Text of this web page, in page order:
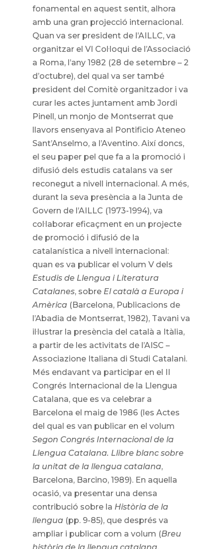
fonamental en aquest sentit, alhora
amb una gran projecció internacional.
Quan va ser president de l’AILLC, va
organitzar el VI Col·loqui de l’Associació
a Roma, l’any 1982 (28 de setembre – 2
d’octubre), del qual va ser també
president del Comitè organitzador i va
curar les actes juntament amb Jordi
Pinell, un monjo de Montserrat que
llavors ensenyava al Pontificio Ateneo
Sant’Anselmo, a l’Aventino. Així doncs,
el seu paper pel que fa a la promoció i
difusió dels estudis catalans va ser
reconegut a nivell internacional. A més,
durant la seva presència a la Junta de
Govern de l’AILLC (1973-1994), va
col·laborar eficaçment en un projecte
de promoció i difusió de la
catalanística a nivell internacional:
quan es va publicar el volum V dels
Estudis de Llengua i Literatura
Catalanes, sobre El català a Europa i
Amèrica(Barcelona, Publicacions de
l’Abadia de Montserrat, 1982), Tavani va
il·lustrar la presència del català a Itàlia,
a partir de les activitats de l’AISC –
Associazione Italiana di Studi Catalani.
Més endavant va participar en el II
Congrés Internacional de la Llengua
Catalana, que es va celebrar a
Barcelona el maig de 1986 (les Actes
del qual es van publicar en el volum
Segon Congrés Internacional de la
Llengua Catalana. Llibre blanc sobre
la unitat de la llengua catalana,
Barcelona, Barcino, 1989). En aquella
ocasió, va presentar una densa
contribució sobre la Història de la
llengua(pp. 9-85), que després va
ampliar i publicar com a volum (Breu